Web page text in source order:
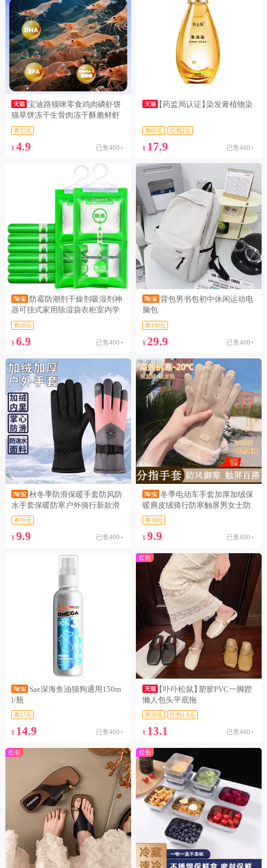
宝迪路猫咪零食鸡肉磷虾饼
猫草饼冻干生骨肉冻干酥脆鲜虾
营养美味
券25元
¥ 4.9 已售400+
【药监局认证】染发膏植物染
券60元 红包2元
¥ 17.9 已售400+
防霉防潮剂干燥剂吸湿剂神
器可挂式家用除湿袋衣柜室内学
生吸潮
券20元
¥ 6.9 已售400+
背包男书包初中休闲运动电
脑包
券100元
¥29.9 已售400+
秋冬季防滑保暖手套防风防
水手套保暖防寒户外骑行新款滑
雪手套
券10元
¥ 9.9 已售400+
冬季电动车手套加厚加绒保
暖麂皮绒骑行防寒触屏男女士防
风手套
券10元
¥9.9 已售400+
Sae深海鱼油猫狗通用150m
l/瓶
券27元
¥ 14.9 已售400+
红包
【卟卟松鼠】塑胶PVC一脚蹬
懒人包头平底拖
券20元 红包1.8元
¥ 13.1 已售400+
红包 红包